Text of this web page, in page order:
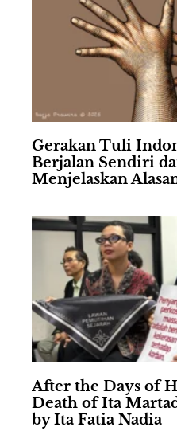
Gerakan Tuli
Berjalan Sendiri
Menjelaskan
After the Days of
Death of Ita
by Ita Fatia Nadia